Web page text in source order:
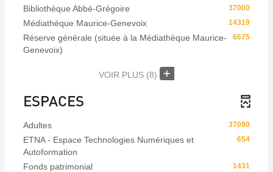
37000
Bibliothèque Abbé-Grégoire
14319
Médiathèque Maurice-Genevoix
6675
Réserve générale (située à la Médiathèque Maurice-
Genevoix)
VOIR PLUS (8)
ESPACES
37090
Adultes
654
ETNA - Espace Technologies Numériques et
Autoformation
1431
Fonds patrimonial